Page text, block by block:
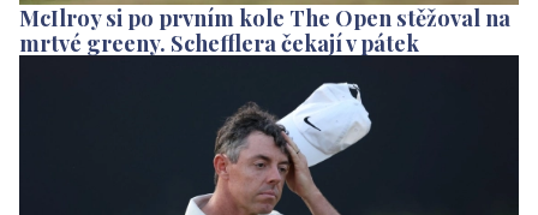
McIlroy si po prvním kole The Open stěžoval na
mrtvé greeny. Schefflera čekají v pátek